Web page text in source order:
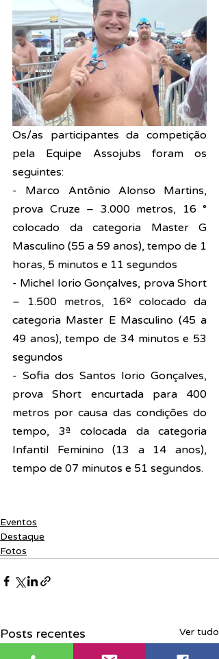
Os/as participantes da competição
pela Equipe Assojubs foram os
seguintes:
- Marco Antônio Alonso Martins,
prova Cruze – 3.000 metros, 16 °
colocado da categoria Master G
Masculino (55 a 59 anos), tempo de 1
horas, 5 minutos e 11 segundos
- Michel Iorio Gonçalves, prova Short
– 1.500 metros, 16º colocado da
categoria Master E Masculino (45 a
49 anos), tempo de 34 minutos e 53
segundos
- Sofia dos Santos Iorio Gonçalves,
prova Short encurtada para 400
metros por causa das condições do
tempo, 3ª colocada da categoria
Infantil Feminino (13 a 14 anos),
tempo de 07 minutos e 51 segundos.
Eventos
Destaque
Fotos
Posts recentes Ver tudo